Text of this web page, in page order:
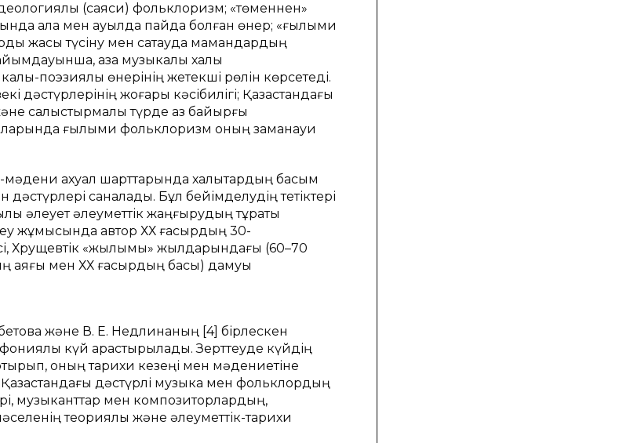
(саяси) фольклоризм; «төменнен»
қала мен ауылда пайда болған өнер; «ғылыми
жақсы түсіну мен сақтауда мамандардың
қазақ музыкалық халық
поэзиялық өнерінің жетекші рөлін көрсетеді.
дәстүрлерінің жоғары кәсібилігі; Қазақстандағы
салыстырмалы түрде аз байырғы
ғылыми фольклоризм оның заманауи
мәдени ахуал шарттарында халықтардың басым
дәстүрлері саналады. Бұл бейімделудің тетіктері
әлеует әлеуметтік жаңғырудың тұрақты
жұмысында автор ХХ ғасырдың 30-
Хрущевтік «жылымық» жылдарындағы (60–70
аяғы мен ХХ ғасырдың басы) дамуы
және В. Е. Недлинаның [4] бірлескен
күй қарастырылады. Зерттеуде күйдің
оның тарихи кезеңі мен мәдениетіне
дәстүрлі музыка мен фольклордың
музыканттар мен композиторлардың,
теориялық және әлеуметтік-тарихи